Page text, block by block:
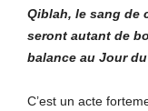
Qiblah, le sang de
seront autant de
balance au Jourdu
C’est un acte